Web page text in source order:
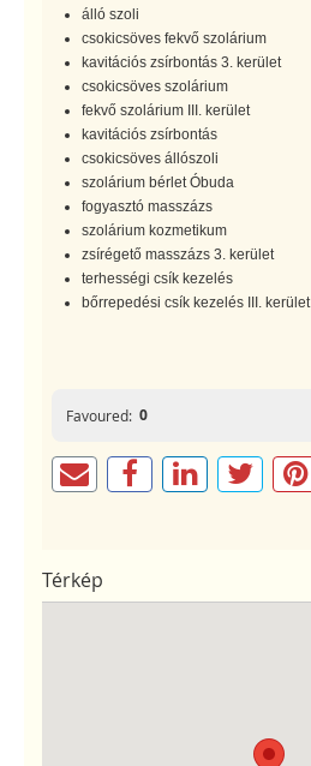
álló szoli
csokicsöves fekvő szolárium
kavitációs zsírbontás 3. kerület
csokicsöves szolárium
fekvő szolárium III. kerület
kavitációs zsírbontás
csokicsöves állószoli
szolárium bérlet Óbuda
fogyasztó masszázs
szolárium kozmetikum
zsírégető masszázs 3. kerület
terhességi csík kezelés
bőrrepedési csík kezelés III. kerület
Favoured: 0
Térkép